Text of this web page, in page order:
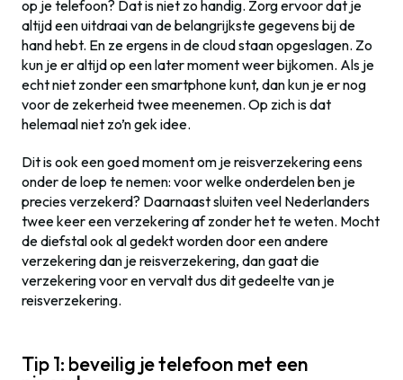
op je telefoon? Dat is niet zo handig. Zorg ervoor dat je
altijd een uitdraai van de belangrijkste gegevens bij de
hand hebt. En ze ergens in de cloud staan opgeslagen. Zo
kun je er altijd op een later moment weer bijkomen. Als je
echt niet zonder een smartphone kunt, dan kun je er nog
voor de zekerheid twee meenemen. Op zich is dat
helemaal niet zo’n gek idee.
Dit is ook een goed moment om je reisverzekering eens
onder de loep te nemen: voor welke onderdelen ben je
precies verzekerd? Daarnaast sluiten veel Nederlanders
twee keer een verzekering af zonder het te weten. Mocht
de diefstal ook al gedekt worden door een andere
verzekering dan je reisverzekering, dan gaat die
verzekering voor en vervalt dus dit gedeelte van je
reisverzekering.
Tip 1: beveilig je telefoon met een